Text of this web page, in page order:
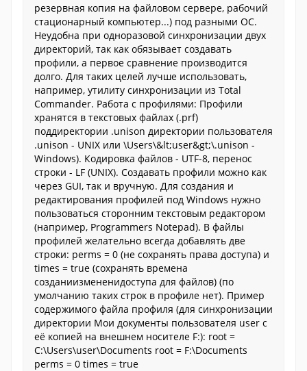
резервная копия на файловом сервере, рабочий
стационарный компьютер...) под разными ОС.
Неудобна при одноразовой синхронизации двух
директорий, так как обязывает создавать
профили, а первое сравнение производится
долго. Для таких целей лучше использовать,
например, утилиту синхронизации из Total
Commander. Работа с профилями: Профили
хранятся в текстовых файлах (.prf)
поддиректории .unison директории пользователя
.unison - UNIX или \Users\&lt;user&gt;\.unison -
Windows). Кодировка файлов - UTF-8, перенос
строки - LF (UNIX). Создавать профили можно как
через GUI, так и вручную. Для создания и
редактирования профилей под Windows нужно
пользоваться сторонним текстовым редактором
(например, Programmers Notepad). В файлы
профилей желательно всегда добавлять две
строки: perms = 0 (не сохранять права доступа) и
times = true (сохранять времена
созданиизмененидоступа для файлов) (по
умолчанию таких строк в профиле нет). Пример
содержимого файла профиля (для синхронизации
директории Мои документы пользователя user с
её копией на внешнем носителе F:): root =
C:\Users\user\Documents root = F:\Documents
perms = 0 times = true